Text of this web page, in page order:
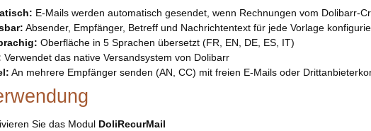
E-Mails werden automatisch gesendet, wenn Rechnungen vom Dolibarr-
Absender, Empfänger, Betreff und Nachrichtentext für jede Vorlage
Oberfläche in 5 Sprachen übersetzt (FR, EN, DE, ES, IT)
Verwendet das native Versandsystem von Dolibarr
An mehrere Empfänger senden (AN, CC) mit freien E-Mails oder
Sie das Modul DoliRecurMail